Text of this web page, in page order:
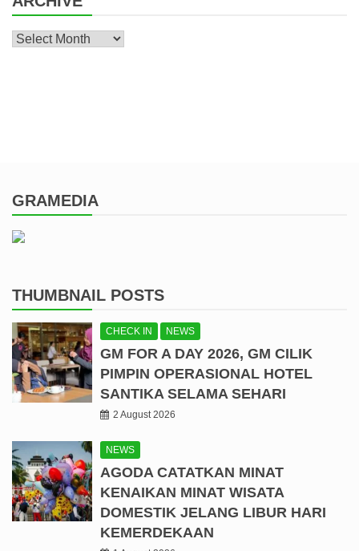
Archive
GRAMEDIA
THUMBNAIL POSTS
CHECK IN NEWS
GM FOR A DAY 2026, GM CILIK
PIMPIN OPERASIONAL HOTEL
SANTIKA SELAMA SEHARI
2 August 2026
NEWS
AGODA CATATKAN MINAT
KENAIKAN MINAT WISATA
DOMESTIK JELANG LIBUR HARI
KEMERDEKAAN